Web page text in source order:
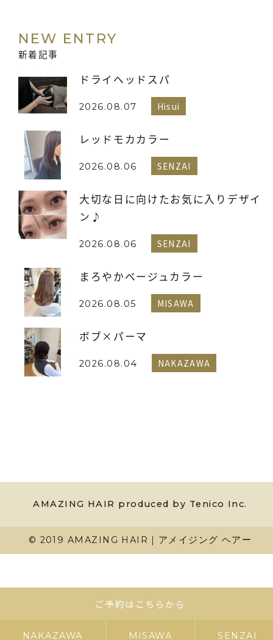
NEW ENTRY
新着記事
ドライヘッドスパ
2026.08.07 Hisui
レッドモカカラー
2026.08.06 SENZAI
大切な日に向けたお気に入りデザイ
ン♪
2026.08.06 SENZAI
まろやかベージュカラー
2026.08.05 MISAWA
ボブ×パーマ
2026.08.04 NAKAZAWA
AMAZING HAIR produced by Tenico Inc.
© 2019 AMAZING HAIR｜アメイジング ヘアー
ご予約はこちらから
NAKAZAWA MISAWA SENZAI